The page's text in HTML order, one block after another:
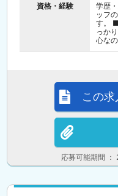
資格・経験
学歴
ッフ
す。
っか
心な
応募可能期間
この